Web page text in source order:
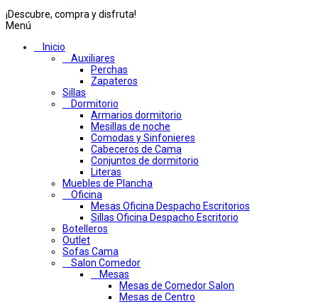
¡Descubre, compra y disfruta!
Menú
Inicio
Auxiliares
Perchas
Zapateros
Sillas
Dormitorio
Armarios dormitorio
Mesillas de noche
Comodas y Sinfonieres
Cabeceros de Cama
Conjuntos de dormitorio
Literas
Muebles de Plancha
Oficina
Mesas Oficina Despacho Escritorios
Sillas Oficina Despacho Escritorio
Botelleros
Outlet
Sofas Cama
Salon Comedor
Mesas
Mesas de Comedor Salon
Mesas de Centro